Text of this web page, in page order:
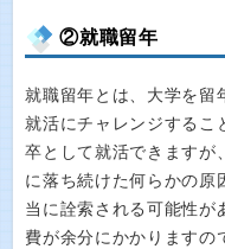
②就職留年
就職留年とは、大学を留
就活にチャレンジするこ
卒として就活できますが
に落ち続けた何らかの原
当に詮索される可能性が
費が余分にかかりますの